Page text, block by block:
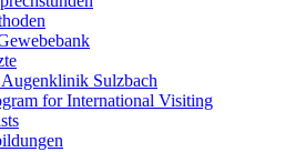
Sulzbach
for International Visiting